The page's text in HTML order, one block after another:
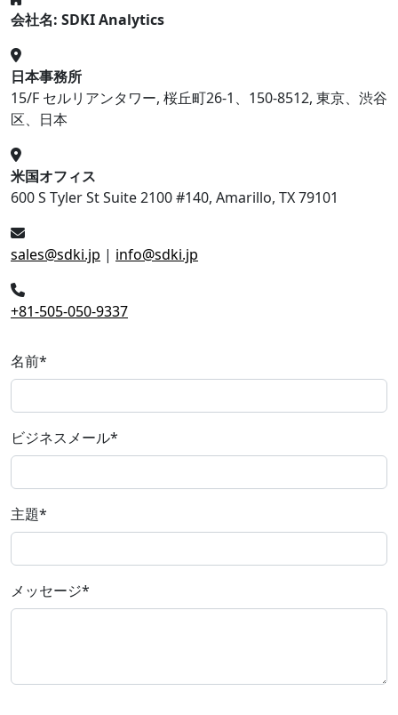
会社名: SDKI Analytics
日本事務所
15/F セルリアンタワー, 桜丘町26-1、150-8512, 東京、渋谷
区、日本
米国オフィス
600 S Tyler St Suite 2100 #140, Amarillo, TX 79101
sales@sdki.jp | info@sdki.jp
+81-505-050-9337
名前*
ビジネスメール*
主題*
メッセージ*